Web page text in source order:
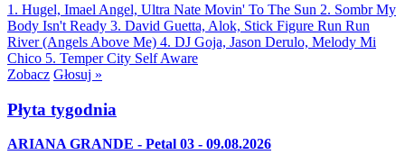
1. Hugel, Imael Angel, Ultra Nate Movin' To The Sun 2. Sombr My
Body Isn't Ready 3. David Guetta, Alok, Stick Figure Run Run
River (Angels Above Me) 4. DJ Goja, Jason Derulo, Melody Mi
Chico 5. Temper City Self Aware
Zobacz Głosuj »
Płyta tygodnia
ARIANA GRANDE - Petal 03 - 09.08.2026